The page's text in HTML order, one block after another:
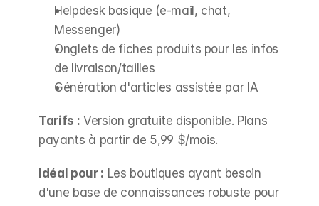
Helpdesk basique (e-mail, chat,
Messenger)
Onglets de fiches produits pour les infos
de livraison/tailles
Génération d'articles assistée par IA
Tarifs : Version gratuite disponible. Plans
payants à partir de 5,99 $/mois.
Idéal pour : Les boutiques ayant besoin
d'une base de connaissances robuste pour